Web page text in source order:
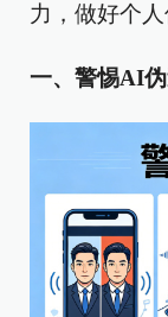
力，做好个人
一、警惕AI